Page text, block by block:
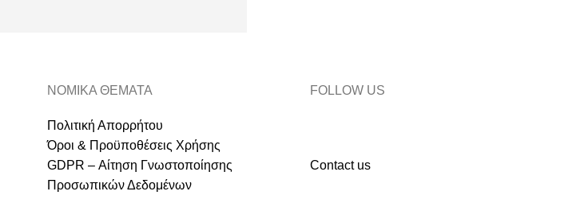
ΝΟΜΙΚΑ ΘΕΜΑΤΑ
Πολιτική Απορρήτου
Όροι & Προϋποθέσεις Χρήσης
GDPR – Αίτηση Γνωστοποίησης
Προσωπικών Δεδομένων
FOLLOW US
Contact us